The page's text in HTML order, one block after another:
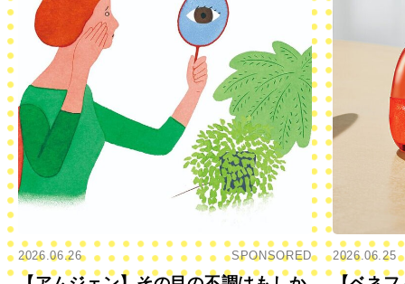
2026.06.26 SPONSORED 2026.06.25